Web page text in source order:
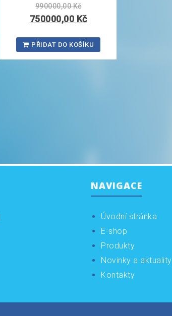
990000,00Kč
750000,00 Kč
PŘIDAT DO KOŠÍKU
NAVIGACE
Úvodní stránka
E-shop
Produkty
Novinky a aktuality
Kontakty